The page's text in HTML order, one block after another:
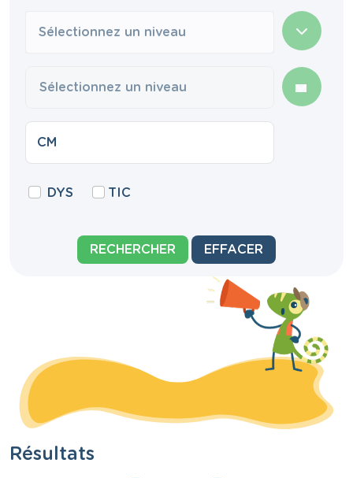
Sélectionnez un niveau
DYS TIC
RECHERCHER EFFACER
Résultats